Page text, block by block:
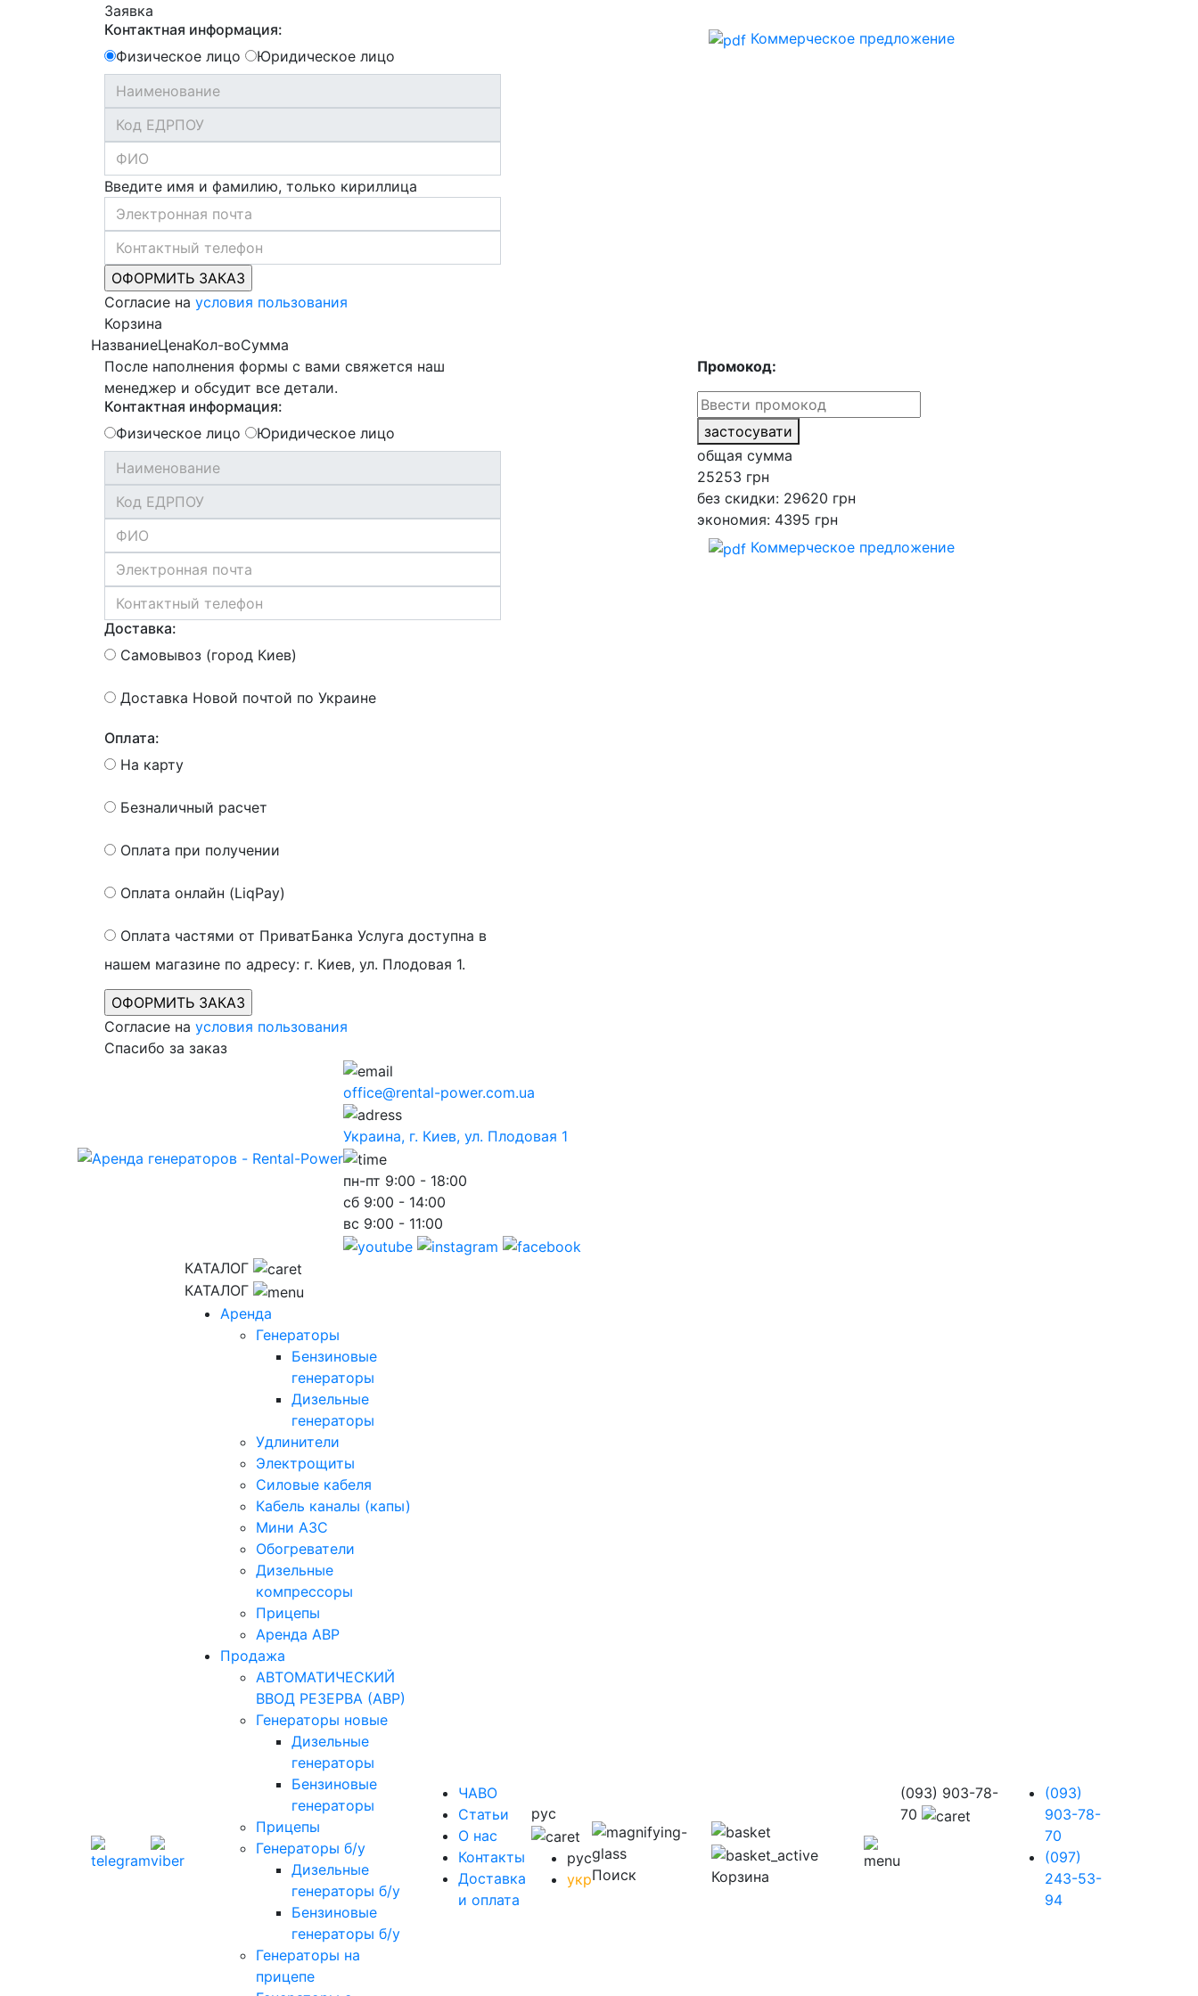
Заявка
Контактная информация:
Физическое лицо
Юридическое лицо
Введите имя и фамилию, только кириллица
Согласие на условия пользования
Коммерческое предложение
Корзина
НазваниеЦенаКол-воСумма
После наполнения формы с вами свяжется наш
менеджер и обсудит все детали.
Контактная информация:
Физическое лицо
Юридическое лицо
Доставка:
Самовывоз (город Киев)
Доставка Новой почтой по Украине
Оплата:
На карту
Безналичный расчет
Оплата при получении
Оплата онлайн (LiqPay)
Оплата частями от ПриватБанка Услуга доступна в
нашем магазине по адресу: г. Киев, ул. Плодовая 1.
Согласие на условия пользования
Промокод:
застосувати
общая сумма
25253 грн
без скидки: 29620 грн
экономия: 4395 грн
Коммерческое предложение
Спасибо за заказ
office@rental-power.com.ua
Украина, г. Киев, ул. Плодовая 1
пн-пт 9:00 - 18:00
сб 9:00 - 14:00
вс 9:00 - 11:00
КАТАЛОГ
КАТАЛОГ
Аренда
Генераторы
Бензиновые
генераторы
Дизельные
генераторы
Удлинители
Электрощиты
Силовые кабеля
Кабель каналы (капы)
Мини АЗС
Обогреватели
Дизельные
компрессоры
Прицепы
Аренда АВР
Продажа
АВТОМАТИЧЕСКИЙ
ВВОД РЕЗЕРВА (АВР)
Генераторы новые
Дизельные
генераторы
Бензиновые
генераторы
Прицепы
Генераторы б/у
Дизельные
генераторы б/у
Бензиновые
генераторы б/у
Генераторы на
прицепе
ЧАВО
Cтатьи
O нас
Контакты
Доставка
и оплата
рус
рус
укрПоиск Корзина
(093) 903-78-
70
(093)
903-78-
70
(097)
243-53-
94